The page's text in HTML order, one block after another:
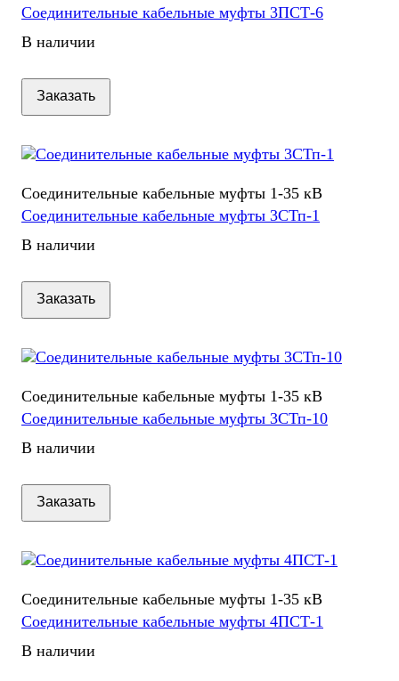
Соединительные кабельные муфты 3ПСТ-6
В наличии
Заказать
Соединительные кабельные муфты 1-35 кВ
Соединительные кабельные муфты 3СТп-1
В наличии
Заказать
Соединительные кабельные муфты 1-35 кВ
Соединительные кабельные муфты 3СТп-10
В наличии
Заказать
Соединительные кабельные муфты 1-35 кВ
Соединительные кабельные муфты 4ПСТ-1
В наличии